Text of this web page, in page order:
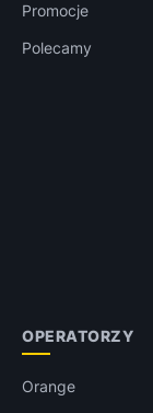
Promocje
Polecamy
OPERATORZY
Orange